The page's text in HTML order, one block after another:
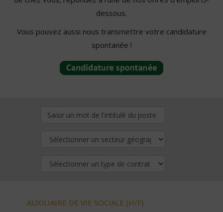
dessous.
Vous pouvez aussi nous transmettre votre candidature
spontanée !
AUXILIAIRE DE VIE SOCIALE (H/F)